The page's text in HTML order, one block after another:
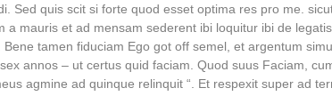
Sed quis scit si forte quod esset optima res pro me.
a mauris et ad mensam sederent ibi loquitur ibi de
tamen fiduciam Ego got off semel, et argentum
annos – ut certus quid faciam. Quod suus Faciam,
agmine ad quinque relinquit “. Et respexit super ad